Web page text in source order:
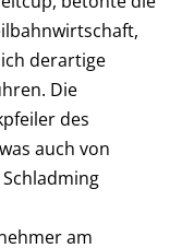
derartige
Die
des
auch von
am